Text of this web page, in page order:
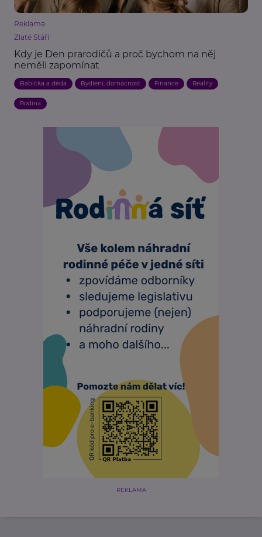
Reklama
Zlaté Stáří
Kdy je Den prarodičů a proč bychom na něj
neměli zapomínat
Babička a děda Bydlení, domácnost Finance Reality
Rodina
REKLAMA